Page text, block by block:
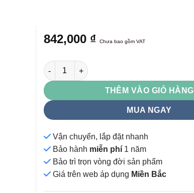
842,000 ₫ Chưa bao gồm VAT
NTM3D số lượng
THÊM VÀO GIỎ HÀNG
MUA NGAY
Vận chuyển, lắp đặt nhanh
Bảo hành miễn phí 1 năm
Bảo trì trọn vòng đời sản phẩm
Giá trên web áp dụng Miền Bắc